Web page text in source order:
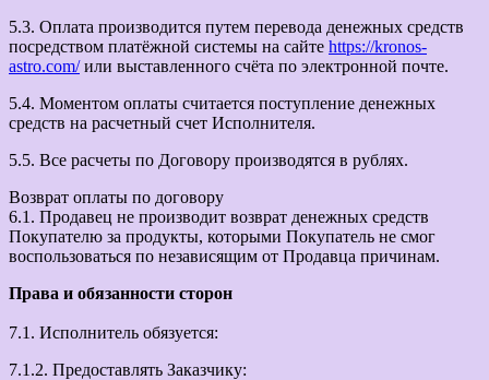
5.3. Оплата производится путем перевода денежных средств
посредством платёжной системы на сайте https://kronos-
astro.com/или выставленного счёта по электронной почте.
5.4. Моментом оплаты считается поступление денежных
средств на расчетный счет Исполнителя.
5.5. Все расчеты по Договору производятся в рублях.
Возврат оплаты по договору
6.1. Продавец не производит возврат денежных средств
Покупателю за продукты, которыми Покупатель не смог
воспользоваться по независящим от Продавца причинам.
Права и обязанности сторон
7.1. Исполнитель обязуется:
7.1.2. Предоставлять Заказчику: